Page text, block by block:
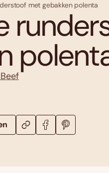
met gebakken polenta